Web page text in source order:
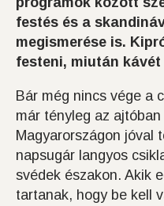
festés és a
megismerése is.
festeni, miután
Bár még nincs vége a
már tényleg az
Magyarországon jóval
napsugár langyos
svédek északon. Akik
tartanak, hogy be kell